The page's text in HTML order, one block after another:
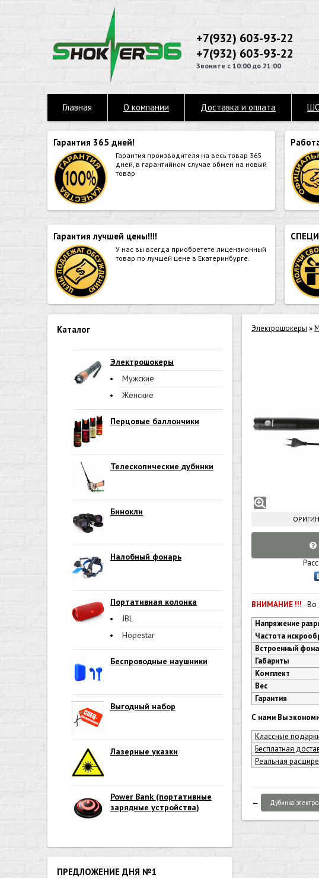
+7(932) 603-93-22
+7(932) 603-93-22
Звоните с 10:00 до 21:00
Главная О компании Доставка и оплата
Гарантия 365 дней!
Гарантия производителя на весь товар 365
дней, в гарантийном случае обмен на новый
товар
Гарантия лучшей цены!!!!
У нас вы всегда приобретете лицензионный
товар по лучшей цене в Екатеринбурге.
Каталог
Электрошокеры
Мужские
Женские
Перцовые баллончики
Телескопические дубинки
Бинокли
Налобный фонарь
Портативная колонка
JBL
Hopestar
Беспроводные наушники
Выгодный набор
Лазерные указки
Power Bank (портативные
зарядные устройства)
ПРЕДЛОЖЕНИЕ ДНЯ №1
Электрошокеры »
ВНИМАНИЕ !!! - Во
Напряжение
Частота
Встроенный
Габариты
Комплект
Вес
Гарантия
С нами Вы
Классные
Бесплатная
Реальная
← Дубинка